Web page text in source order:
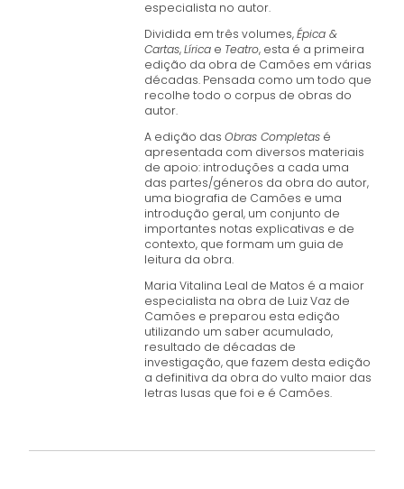
especialista no autor.
Dividida em três volumes,Épica &
Cartas,Lírica e Teatro, esta é a primeira
edição da obra de Camões em várias
décadas. Pensada como um todo que
recolhe todo o corpus de obras do
autor.
A edição dasObras Completas é
apresentada com diversos materiais
de apoio: introduções a cada uma
das partes/géneros da obra do autor,
uma biografia de Camões e uma
introdução geral, um conjunto de
importantes notas explicativas e de
contexto, que formam um guia de
leitura da obra.
Maria Vitalina Leal de Matos é a maior
especialista na obra de Luiz Vaz de
Camões e preparou esta edição
utilizando um saber acumulado,
resultado de décadas de
investigação, que fazem desta edição
a definitiva da obra do vulto maior das
letras lusas que foi e é Camões.